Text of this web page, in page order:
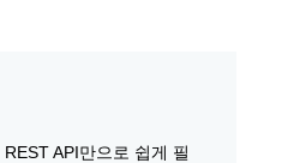
REST API만으로 쉽게 필